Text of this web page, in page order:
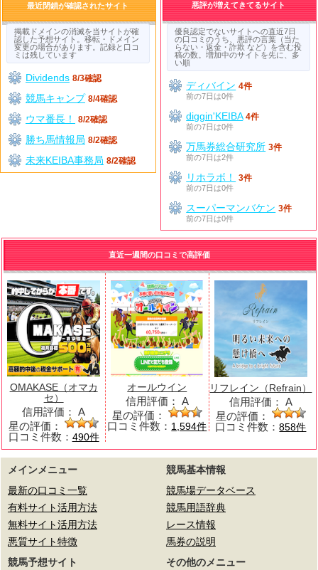
悪評が増えてきてるサイト
優良認定でないサイトへの直近7日
の口コミのうち、悪評の言葉（当た
らない・返金・詐欺 など）を含む投
稿の数。増加中のサイトを先に、多
い順
ディバイン 4件
前の7日は0件
diggin'KEIBA 4件
前の7日は0件
万馬券総合研究所 3件
前の7日は2件
リホラボ！
3件
前の7日は0件
スーパーマンバケン 3件
前の7日は0件
最近閉鎖が確認されたサイト
掲載ドメインの消滅を当サイトが確
認した予想サイト。移転・ドメイン
変更の場合があります。記録と口コ
ミは残しています
Dividends 8/3確認
競馬キャンプ 8/4確認
ウマ番長！ 8/2確認
勝ち馬情報局 8/2確認
未来KEIBA事務局 8/2確認
直近一週間の口コミで高評価
OMAKASE（オマカ
セ）
信用評価： A
星の評価：
口コミ件数： 490件
オールウイン
信用評価： A
星の評価：
口コミ件数： 1,594件
リフレイン（Refrain）
信用評価： A
星の評価：
口コミ件数：858件
メインメニュー
最新の口コミ一覧
有料サイト活用方法
無料サイト活用方法
悪質サイト特徴
競馬基本情報
競馬場データベース
競馬用語辞典
レース情報
馬券の説明
競馬予想サイト
その他のメニュー